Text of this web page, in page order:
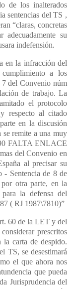
de los inalterados
sentencias del TS ,
“claras, concretas
adecuadamente su
indefensión.
en la infracción del
a los
del Convenio núm
de trabajo. La
el protocolo
respecto al citado
en la discusión
se remite a una muy
FALTA ENLACE
del Convenio en
al precisar su
- Sentencia de 8 de
otra parte, en la
la defensa del
( RJ 1987\7810)”
60 de la LET y del
prescritos
la carta de despido.
TS, se desestimará
el que ahora nos
que pueda
Jurisprudencia del